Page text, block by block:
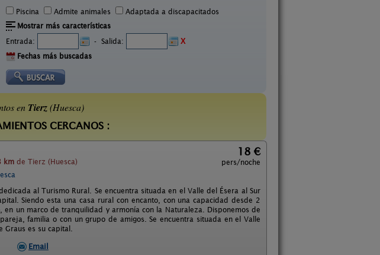
Piscina Admite animales
Adaptada a discapacitados
Mostrar más características
Entrada:
- Salida:
X
Fechas más buscadas
en Tierz(Huesca)
CERCANOS :
km de Tierz (Huesca)
18 €
pers/noche
al Turismo Rural. Se encuentra situada en el Valle del Ésera al Sur
Siendo esta una casa rural con encanto, con una capacidad desde 2
un marco de tranquilidad y armonía con la Naturaleza. Disponemos de
familia o con un grupo de amigos. Se encuentra situada en el Valle
es su capital.
Email